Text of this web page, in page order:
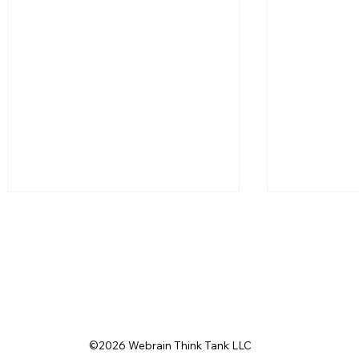
SW 255 – AIはワールドカッ
©2026 Webrain Think Tank LLC